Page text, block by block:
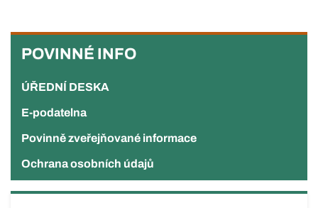
POVINNÉ
INFO
POVINNÉ INFO
ÚŘEDNÍ DESKA
E-podatelna
Povinně zveřejňované informace
Ochrana osobních údajů